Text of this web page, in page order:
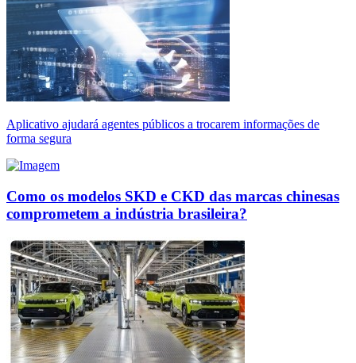
Aplicativo ajudará agentes públicos a trocarem informações de
forma segura
Como os modelos SKD e CKD das marcas chinesas
comprometem a indústria brasileira?